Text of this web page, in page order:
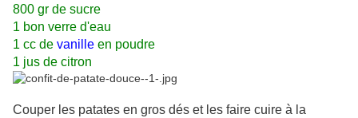
800 gr de sucre
1 bon verre d'eau
1 cc de vanille en poudre
1 jus de citron
Couper les patates en gros dés et les faire cuire à la